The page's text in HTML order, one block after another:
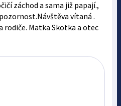
záchod a sama již papají.,
vítaná .
rodiče. Matka Skotka a otec